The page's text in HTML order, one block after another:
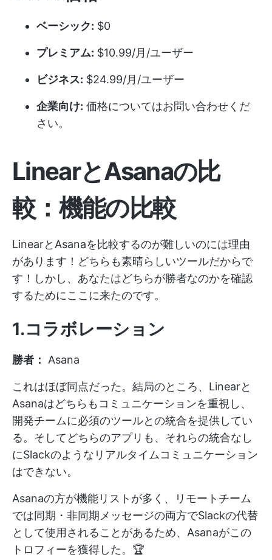
ベーシック: $0
プレミアム: $10.99/月/ユーザー
ビジネス: $24.99/月/ユーザー
企業向け: 価格についてはお問い合わせくだ
さい。
LinearとAsanaの比
較：機能の比較
LinearとAsanaを比較するのが難しいのには理由
があります！どちらも素晴らしいツールだからで
す！しかし、あなたはどちらが勝者なのかを確認
するためにここに来たのです。
1.コラボレーション
勝者： Asana
これはほぼ同点だった。結局のところ、Linearと
Asanaはどちらもコミュニケーションを重視し、
開発チームに必須のツールとの統合を提供してい
る。そしてどちらのアプリも、それらの統合なし
にSlackのようなリアルタイムコミュニケーション
はできない。
Asanaの方が機能リストが多く、リモートチーム
では同期・非同期メッセージの両方でSlackの代替
として使用されることがあるため、Asanaがこの
トロフィーを獲得した。🏆